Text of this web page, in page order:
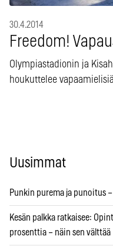
30.4.2014
Freedom!
Olympiastadionin ja
houkuttelee
Uusimmat
Punkin purema ja punoitus
Kesän palkka ratkaisee:
prosenttia – näin sen välttää